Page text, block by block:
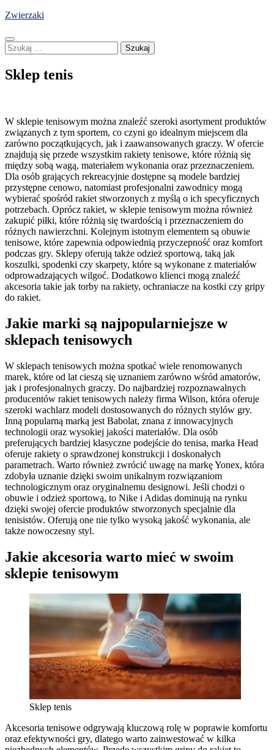
Skip
content
Zwierzaki
Szukaj:
Sklep tenis
W sklepie tenisowym można znaleźć szeroki asortyment produktów
związanych z tym sportem, co czyni go idealnym miejscem dla
zarówno początkujących, jak i zaawansowanych graczy. W ofercie
znajdują się przede wszystkim rakiety tenisowe, które różnią się
między sobą wagą, materiałem wykonania oraz przeznaczeniem.
Dla osób grających rekreacyjnie dostępne są modele bardziej
przystępne cenowo, natomiast profesjonalni zawodnicy mogą
wybierać spośród rakiet stworzonych z myślą o ich specyficznych
potrzebach. Oprócz rakiet, w sklepie tenisowym można również
zakupić piłki, które różnią się twardością i przeznaczeniem do
różnych nawierzchni. Kolejnym istotnym elementem są obuwie
tenisowe, które zapewnia odpowiednią przyczepność oraz komfort
podczas gry. Sklepy oferują także odzież sportową, taką jak
koszulki, spodenki czy skarpety, które są wykonane z materiałów
odprowadzających wilgoć. Dodatkowo klienci mogą znaleźć
akcesoria takie jak torby na rakiety, ochraniacze na kostki czy gripy
do rakiet.
Jakie marki są najpopularniejsze w
sklepach tenisowych
W sklepach tenisowych można spotkać wiele renomowanych
marek, które od lat cieszą się uznaniem zarówno wśród amatorów,
jak i profesjonalnych graczy. Do najbardziej rozpoznawalnych
producentów rakiet tenisowych należy firma Wilson, która oferuje
szeroki wachlarz modeli dostosowanych do różnych stylów gry.
Inną popularną marką jest Babolat, znana z innowacyjnych
technologii oraz wysokiej jakości materiałów. Dla osób
preferujących bardziej klasyczne podejście do tenisa, marka Head
oferuje rakiety o sprawdzonej konstrukcji i doskonałych
parametrach. Warto również zwrócić uwagę na markę Yonex, która
zdobyła uznanie dzięki swoim unikalnym rozwiązaniom
technologicznym oraz oryginalnemu designowi. Jeśli chodzi o
obuwie i odzież sportową, to Nike i Adidas dominują na rynku
dzięki swojej ofercie produktów stworzonych specjalnie dla
tenisistów. Oferują one nie tylko wysoką jakość wykonania, ale
także nowoczesny styl.
Jakie akcesoria warto mieć w swoim
sklepie tenisowym
Sklep tenis
Akcesoria tenisowe odgrywają kluczową rolę w poprawie komfortu
oraz efektywności gry, dlatego warto zainwestować w kilka